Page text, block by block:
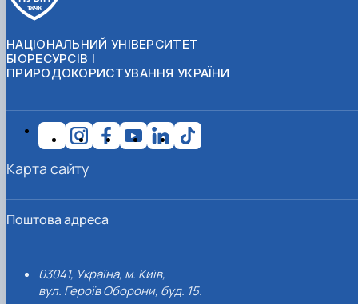
НАЦІОНАЛЬНИЙ УНІВЕРСИТЕТ
БІОРЕСУРСІВ І
ПРИРОДОКОРИСТУВАННЯ УКРАЇНИ
Поштова адреса
03041, Україна, м. Київ,
вул. Героїв Оборони, буд. 15.
Карта сайту